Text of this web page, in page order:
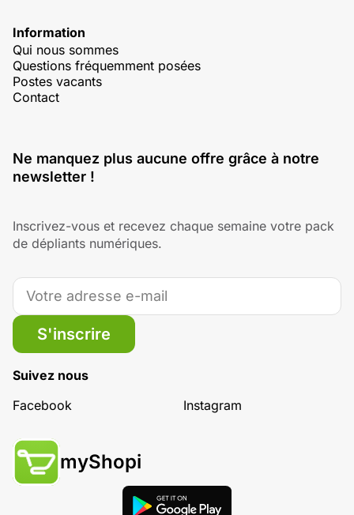
Information
Qui nous sommes
Questions fréquemment posées
Postes vacants
Contact
Ne manquez plus aucune offre grâce à notre
newsletter !
Inscrivez-vous et recevez chaque semaine votre pack
de dépliants numériques.
S'inscrire
Suivez nous
Facebook
Instagram
myShopi